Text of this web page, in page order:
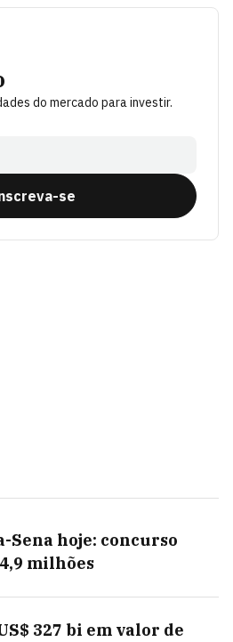
do mercado para investir.
se
Sena hoje: concurso
milhões
327 bi em valor de